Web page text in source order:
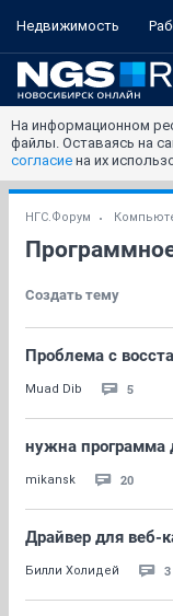
Недвижимость
На информационном
файлы. Оставаясь на
согласие на их
НГС.Форум
Создать тему
Проблема с
Muad Dib 5
нужна программа
mikansk 20
Драйвер для веб-
Билли Холидей 3